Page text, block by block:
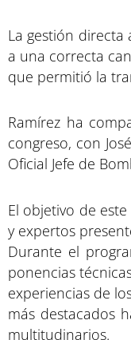
La gestión
a una correcta
que permitió la
Ramírez ha
congreso, con
Oficial Jefe de
El objetivo de
y expertos
Durante el
ponencias
experiencias de
más destacados
multitudinarios.